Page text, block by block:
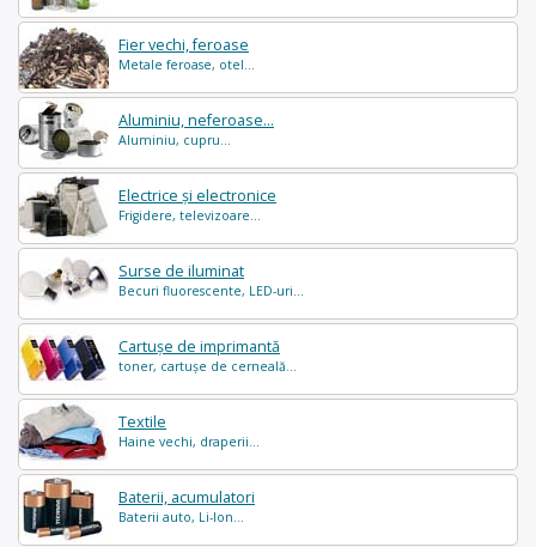
Fier vechi, feroase
Metale feroase, otel...
Aluminiu, neferoase...
Aluminiu, cupru...
Electrice și electronice
Frigidere, televizoare...
Surse de iluminat
Becuri fluorescente, LED-uri...
Cartușe de imprimantă
toner, cartușe de cerneală...
Textile
Haine vechi, draperii...
Baterii, acumulatori
Baterii auto, Li-Ion...